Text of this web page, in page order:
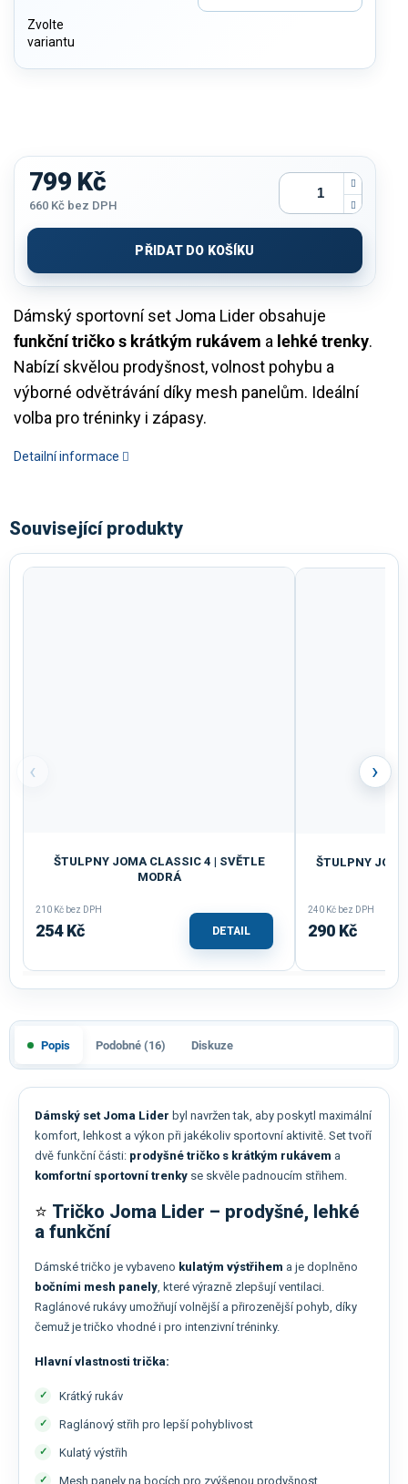
Zvolte
variantu
Dámský sportovní set Joma Lider obsahuje
funkční tričko s krátkým rukávem a lehké trenky.
Nabízí skvělou prodyšnost, volnost pohybu a
výborné odvětrávání díky mesh panelům. Ideální
volba pro tréninky i zápasy.
Detailní informace
799 Kč
660 Kč bez DPH
cena:
PŘIDAT DO KOŠÍKU
Související produkty
‹
ŠTULPNY JOMA CLASSIC 4 | SVĚTLE
MODRÁ
210 Kč bez DPH
254 Kč DETAIL
ŠTULPNY
240 Kč bez DPH
290 Kč
›
Popis Podobné (16) Diskuze
Dámský set Joma Lider byl navržen tak, aby poskytl maximální
komfort, lehkost a výkon při jakékoliv sportovní aktivitě. Set tvoří
dvě funkční části: prodyšné tričko s krátkým rukávem a
komfortní sportovní trenky se skvěle padnoucím střihem.
⭐ Tričko Joma Lider – prodyšné, lehké
a funkční
Dámské tričko je vybaveno kulatým výstřihem a je doplněno
bočními mesh panely , které výrazně zlepšují ventilaci.
Raglánové rukávy umožňují volnější a přirozenější pohyb, díky
čemuž je tričko vhodné i pro intenzivní tréninky.
Hlavní vlastnosti trička:
Krátký rukáv
Raglánový střih pro lepší pohyblivost
Kulatý výstřih
Mesh panely na bocích pro zvýšenou prodyšnost